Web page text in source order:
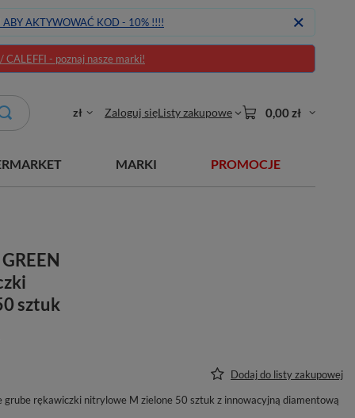
ABY AKTYWOWAĆ KOD - 10% !!!!
- poznaj nasze marki!
zł Zaloguj sięListy zakupowe 0,00 zł
MARKI PROMOCJE
sztuk
Dodaj do listy zakupowej
grube rękawiczki nitrylowe M zielone 50 sztuk z innowacyjną diamentową